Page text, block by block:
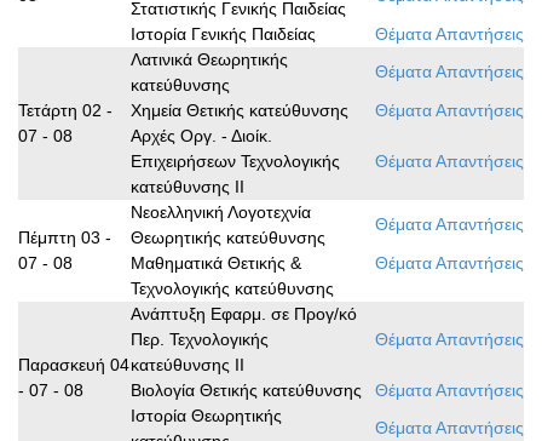
Στατιστικής Γενικής Παιδείας
Ιστορία Γενικής Παιδείας
Θέματα Απαντήσεις
Τετάρτη 02 -
07 - 08
Λατινικά Θεωρητικής
κατεύθυνσης
Θέματα Απαντήσεις
Χημεία Θετικής κατεύθυνσης
Θέματα Απαντήσεις
Αρχές Οργ. - Διοίκ.
Επιχειρήσεων Τεχνολογικής
κατεύθυνσης ΙΙ
Θέματα Απαντήσεις
Πέμπτη 03 -
07 - 08
Νεοελληνική Λογοτεχνία
Θεωρητικής κατεύθυνσης
Θέματα Απαντήσεις
Μαθηματικά Θετικής &
Τεχνολογικής κατεύθυνσης
Θέματα Απαντήσεις
Παρασκευή 04
- 07 - 08
Ανάπτυξη Εφαρμ. σε Προγ/κό
Περ. Τεχνολογικής
κατεύθυνσης ΙΙ
Θέματα Απαντήσεις
Βιολογία Θετικής κατεύθυνσης Θέματα Απαντήσεις
Ιστορία Θεωρητικής
Θέματα Απαντήσεις